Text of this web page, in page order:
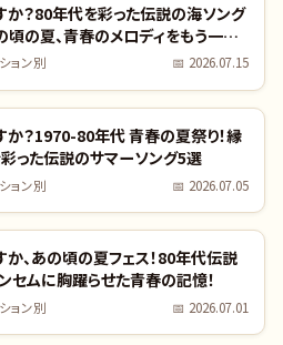
か？80年代を彩った伝説の海ソング
頃の夏、青春のメロディをもう一度
？ョン別 📅 2026.07.15
か？1970-80年代 青春の夏祭り！縁
彩った伝説のサマーソング5選
ョン別 📅 2026.07.05
か、あの頃の夏フェス！80年代伝説
セムに胸躍らせた青春の記憶！
ョン別 📅 2026.07.01